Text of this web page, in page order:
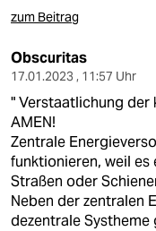
zum Beitrag
Obscuritas
17.01.2023 , 11:57 Uhr
" Verstaatlichung
AMEN!
Zentrale
funktionieren, weil
Straßen oder
Neben der zentralen
dezentrale